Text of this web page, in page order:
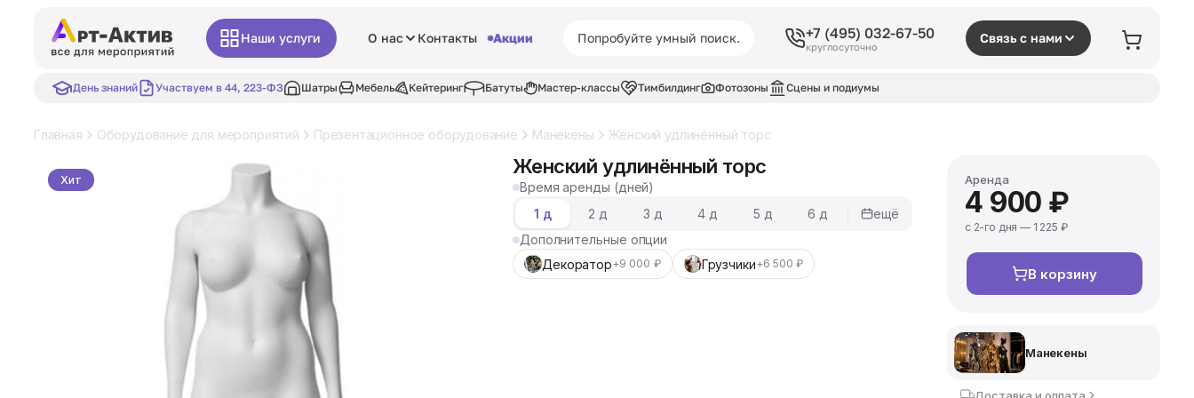
Наши услуги О нас Контакты Акции +7 (495) 032-67-50
круглосуточно
Связь с нами
День знаний Участвуем в 44, 223-ФЗ Шатры Мебель Кейтеринг Батуты Мастер-классы Тимбилдинг Фотозоны Сцены и подиумы
Главная Оборудование для мероприятий Презентационное оборудование Манекены Женский удлинённый торс
Хит
Женский удлинённый торс
Время аренды (дней)
1 д
2 д 3 д 4 д 5 д 6 д
ещё
Дополнительные опции
Декоратор+9 000 ₽ Грузчики+6 500 ₽
Аренда
4 900 ₽
с 2-го дня — 1 225 ₽
В корзину
Манекены